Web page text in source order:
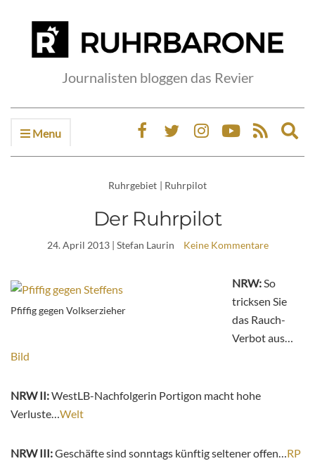
Journalisten bloggen das Revier
Menu
Ruhrgebiet | Ruhrpilot
Der Ruhrpilot
24. April 2013| Stefan Laurin Keine Kommentare
Pfiffig gegen Volkserzieher
NRW:So
tricksen Sie
das Rauch-
Verbot aus…
Bild
NRW II:WestLB-Nachfolgerin Portigon macht hohe
Verluste…Welt
NRW III:Geschäfte sind sonntags künftig seltener offen…RP